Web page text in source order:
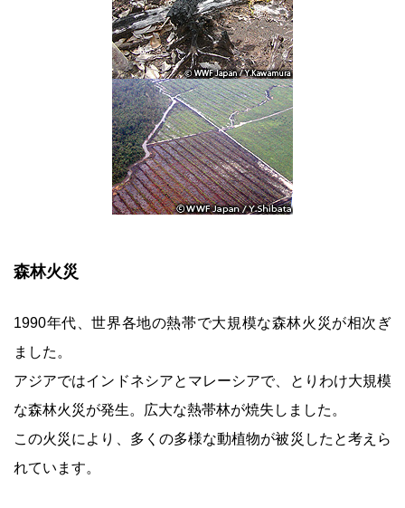
森林火災
1990年代、世界各地の熱帯で大規模な森林火災が相次ぎ
ました。
アジアではインドネシアとマレーシアで、とりわけ大規模
な森林火災が発生。広大な熱帯林が焼失しました。
この火災により、多くの多様な動植物が被災したと考えら
れています。